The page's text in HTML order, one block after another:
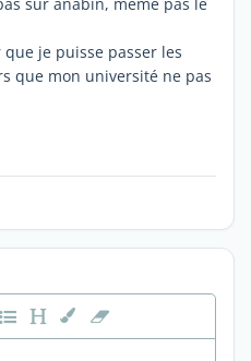
je puisse passer les
que mon université ne pas